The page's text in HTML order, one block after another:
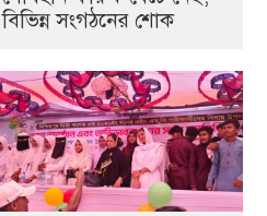
বিভিন্ন সংগঠনের শোক